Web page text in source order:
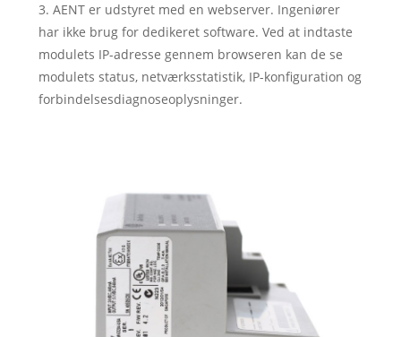
3. AENT er udstyret med en webserver. Ingeniører
har ikke brug for dedikeret software. Ved at indtaste
modulets IP-adresse gennem browseren kan de se
modulets status, netværksstatistik, IP-konfiguration og
forbindelsesdiagnoseoplysninger.